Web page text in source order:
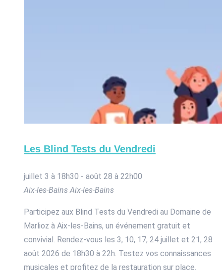
Les Blind Tests du Vendredi
juillet 3 à 18h30 - août 28 à 22h00
Aix-les-BainsAix-les-Bains
Participez aux Blind Tests du Vendredi au Domaine de
Marlioz à Aix-les-Bains, un événement gratuit et
convivial. Rendez-vous les 3, 10, 17, 24 juillet et 21, 28
août 2026 de 18h30 à 22h. Testez vos connaissances
musicales et profitez de la restauration sur place.